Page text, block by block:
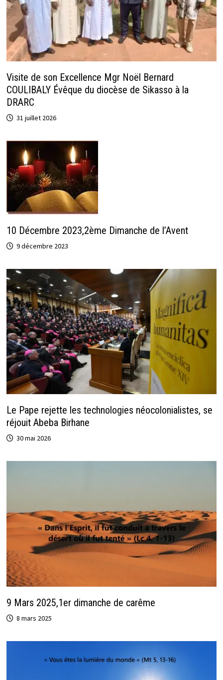
Visite de son Excellence Mgr Noël Bernard
COULIBALY Évêque du diocèse de Sikasso à la
DRARC
31 juillet 2026
10 Décembre 2023,2ème Dimanche de l’Avent
9 décembre 2023
Le Pape rejette les technologies néocolonialistes, se
réjouit Abeba Birhane
30 mai 2026
9 Mars 2025,1er dimanche de carême
8 mars 2025